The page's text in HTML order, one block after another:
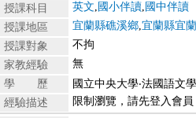
授課科目
英文, 國小伴讀, 國中伴讀
授課地區
宜蘭縣礁溪鄉,宜蘭縣宜
授課對象
不拘
家教經驗
無
學 歷
國立中央大學‧法國語文
經驗描述
限制瀏覽，請先登入會